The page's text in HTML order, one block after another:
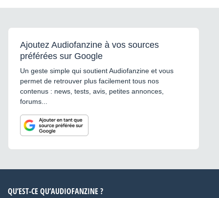
Ajoutez Audiofanzine à vos sources
préférées sur Google
Un geste simple qui soutient Audiofanzine et vous
permet de retrouver plus facilement tous nos
contenus : news, tests, avis, petites annonces,
forums...
QU’EST-CE QU’AUDIOFANZINE ?